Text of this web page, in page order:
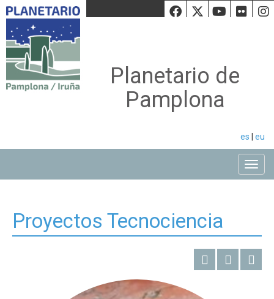
Facebook
Twiiter
Planetario de
Pamplona
es eu
Proyectos Tecnociencia